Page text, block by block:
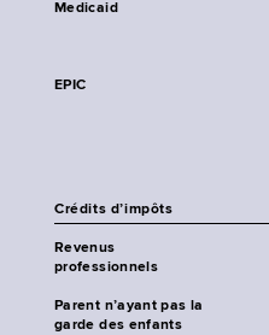
Medicaid
EPIC
Crédits d’impôts
Revenus
professionnels
Parent n’ayant pas la
garde des enfants